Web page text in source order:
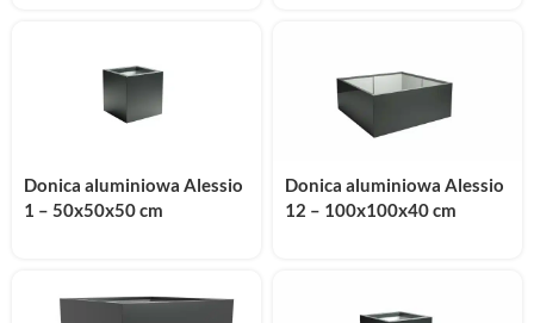
Donica aluminiowa Alessio
1 – 50x50x50 cm
Donica aluminiowa Alessio
12 – 100x100x40 cm